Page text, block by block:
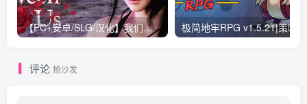
【PC+安卓/SLG/汉化】我们之间 Between Us V0.8 汉化版【1.1G】
评论 抢沙发